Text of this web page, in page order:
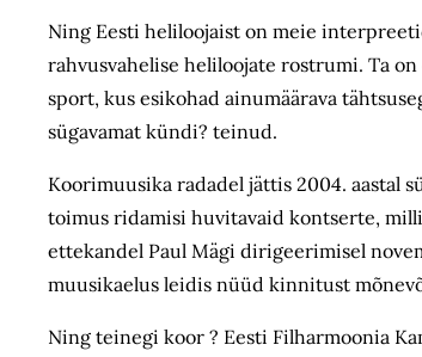
Ning Eesti heliloojaist on meie
rahvusvahelise heliloojate rostrumi. Ta
sport, kus esikohad ainumäärava
sügavamat kündi? teinud.
Koorimuusika radadel jättis 2004. aastal
toimus ridamisi huvitavaid kontserte,
ettekandel Paul Mägi dirigeerimisel
muusikaelus leidis nüüd kinnitust
Ning teinegi koor ? Eesti Filharmoonia